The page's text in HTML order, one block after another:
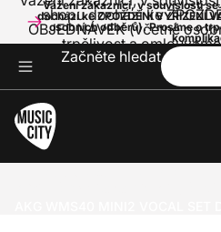
Vážení zákazníci, v souvislosti
dochází ke ZPOŽDĚNÍ VYŘÍZENÍ
osobních odběrů). Prosíme o
shopu dochází ke
OBJEDNÁVEK (včetně
trpělivost a
Začněte hledat